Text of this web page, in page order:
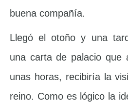
buena compañía.
Llegó el otoño y una
una carta de palacio que
unas horas, recibiría la
reino. Como es lógico la